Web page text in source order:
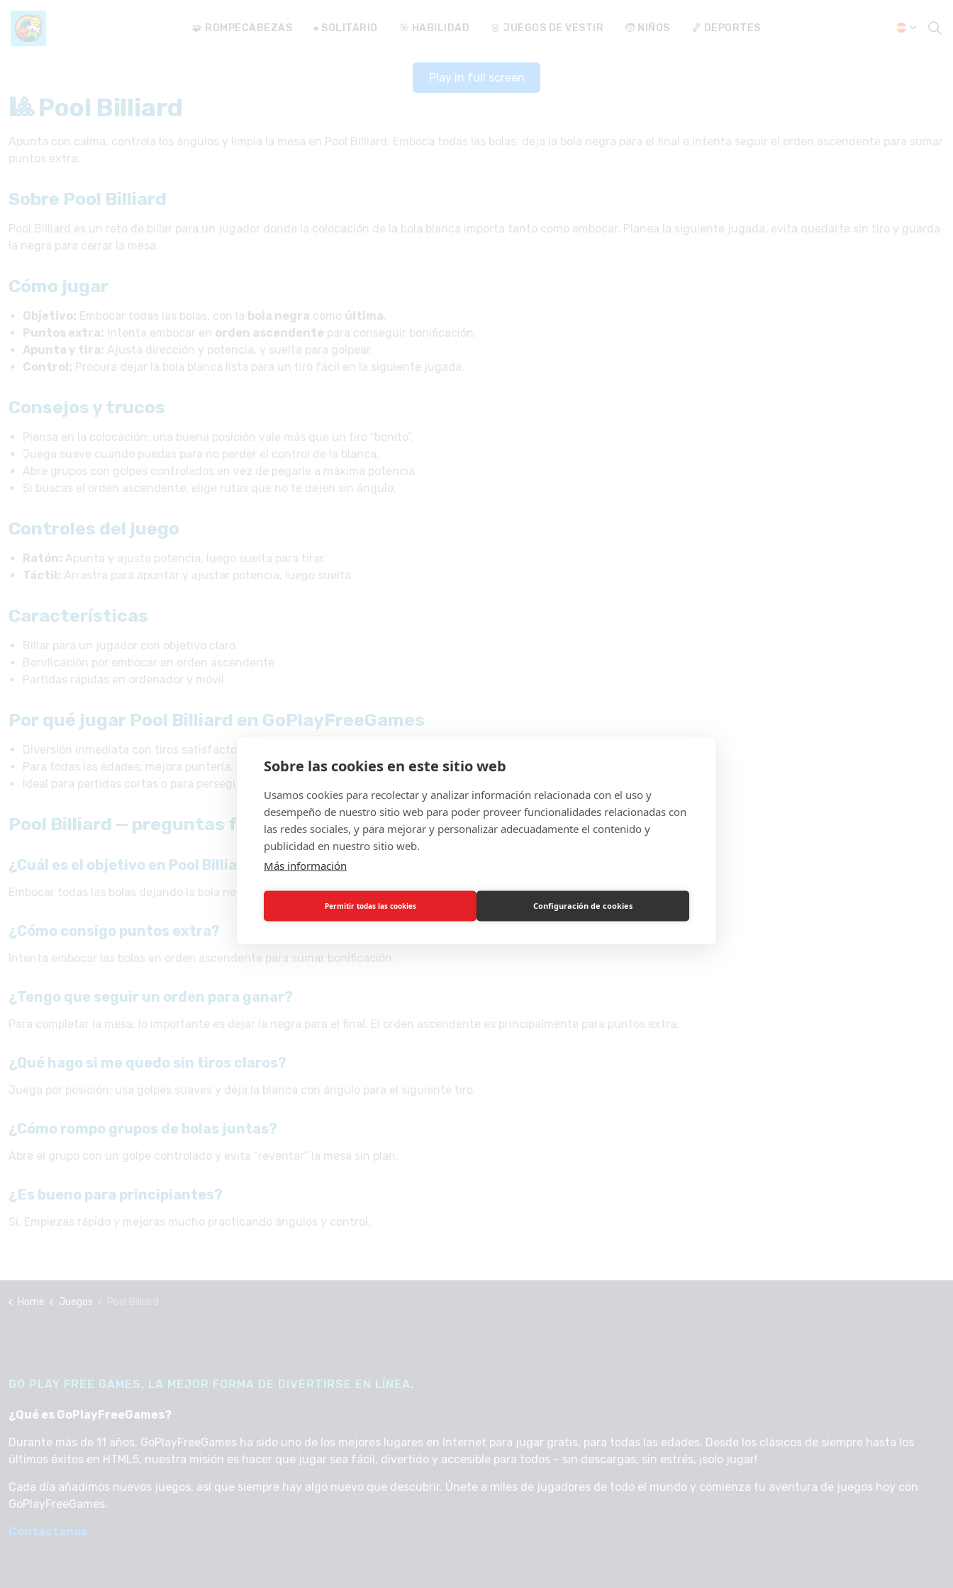
Sobre las cookies en este sitio web
Usamos cookies para recolectar y analizar información relacionada con el uso y
desempeño de nuestro sitio web para poder proveer funcionalidades relacionadas con
las redes sociales, y para mejorar y personalizar adecuadamente el contenido y
publicidad en nuestro sitio web.
Más información
Permitir todas las cookies Configuración de cookies
🧩 ROMPECABEZAS ♠️ SOLITARIO 🎯 HABILIDAD 👗 JUEGOS DE VESTIR 🧒 NIÑOS 🏀 DEPORTES
Play in full screen
🎱 Pool Billiard
Apunta con calma, controla los ángulos y limpia la mesa en Pool Billiard. Emboca todas las bolas, deja la bola negra para el final e intenta seguir el orden ascendente para sumar
puntos extra.
Sobre Pool Billiard
Pool Billiard es un reto de billar para un jugador donde la colocación de la bola blanca importa tanto como embocar. Planea la siguiente jugada, evita quedarte sin tiro y guarda
la negra para cerrar la mesa.
Cómo jugar
Objetivo: Embocar todas las bolas, con la bola negra como última.
Puntos extra: Intenta embocar en orden ascendente para conseguir bonificación.
Apunta y tira: Ajusta dirección y potencia, y suelta para golpear.
Control: Procura dejar la bola blanca lista para un tiro fácil en la siguiente jugada.
Consejos y trucos
Piensa en la colocación: una buena posición vale más que un tiro “bonito”.
Juega suave cuando puedas para no perder el control de la blanca.
Abre grupos con golpes controlados en vez de pegarle a máxima potencia.
Si buscas el orden ascendente, elige rutas que no te dejen sin ángulo.
Controles del juego
Ratón: Apunta y ajusta potencia, luego suelta para tirar.
Táctil: Arrastra para apuntar y ajustar potencia, luego suelta.
Características
Billar para un jugador con objetivo claro
Bonificación por embocar en orden ascendente
Partidas rápidas en ordenador y móvil
Por qué jugar Pool Billiard en GoPlayFreeGames
Diversión inmediata con tiros satisfactorios y control simple
Para todas las edades: mejora puntería, ángulos y control de la blanca
Ideal para partidas cortas o para perseguir puntuaciones
Pool Billiard — preguntas frecuentes
¿Cuál es el objetivo en Pool Billiard?
Embocar todas las bolas dejando la bola negra como la última.
¿Cómo consigo puntos extra?
Intenta embocar las bolas en orden ascendente para sumar bonificación.
¿Tengo que seguir un orden para ganar?
Para completar la mesa, lo importante es dejar la negra para el final. El orden ascendente es principalmente para puntos extra.
¿Qué hago si me quedo sin tiros claros?
Juega por posición: usa golpes suaves y deja la blanca con ángulo para el siguiente tiro.
¿Cómo rompo grupos de bolas juntas?
Abre el grupo con un golpe controlado y evita “reventar” la mesa sin plan.
¿Es bueno para principiantes?
Sí. Empiezas rápido y mejoras mucho practicando ángulos y control.
Home Juegos
GO PLAY FREE GAMES, LA MEJOR FORMA DE DIVERTIRSE EN LÍNEA.
¿Qué es GoPlayFreeGames?
Durante más de 11 años, GoPlayFreeGames ha sido uno de los mejores lugares en Internet para jugar gratis, para todas las edades. Desde los clásicos de siempre hasta los
últimos éxitos en HTML5, nuestra misión es hacer que jugar sea fácil, divertido y accesible para todos – sin descargas, sin estrés, ¡solo jugar!
Cada día añadimos nuevos juegos, así que siempre hay algo nuevo que descubrir. Únete a miles de jugadores de todo el mundo y comienza tu aventura de juegos hoy con
GoPlayFreeGames.
Contáctanos